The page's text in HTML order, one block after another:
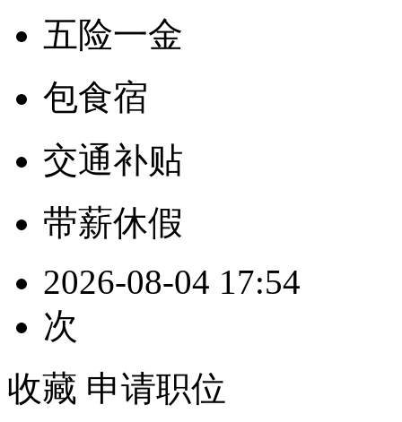
五险一金
包食宿
交通补贴
带薪休假
2026-08-04 17:54
次
收藏 申请职位